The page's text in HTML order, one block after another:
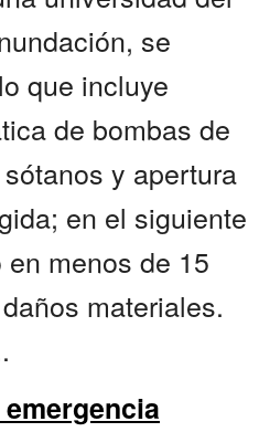
se
que incluye
de bombas de
y apertura
en el siguiente
menos de 15
materiales.